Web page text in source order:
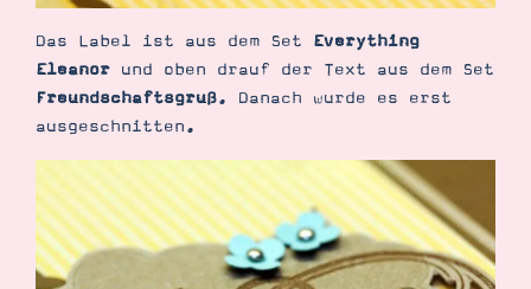
Das Label ist aus dem Set Everything
Eleanor und oben drauf der Text aus dem Set
Freundschaftsgruß. Danach wurde es erst
ausgeschnitten.